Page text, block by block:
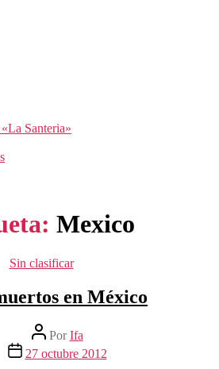
Santeria»
Mexico
Categorías
Sin clasificar
en México
Autor
de
la
PorIfa
Fecha27 octubre 2012